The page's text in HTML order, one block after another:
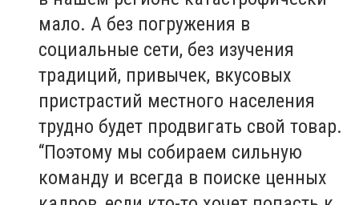
мало. А без погружения в
социальные сети, без изучения
традиций, привычек, вкусовых
пристрастий местного населения
трудно будет продвигать свой товар.
“Поэтому мы собираем сильную
команду и всегда в поиске ценных